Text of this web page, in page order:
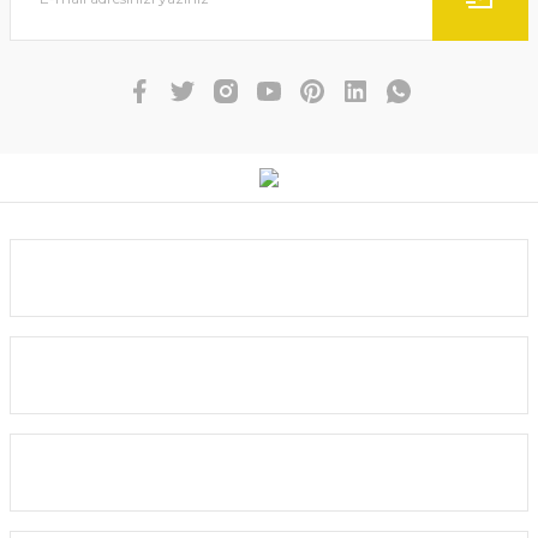
Ürün fiyatı diğer sitelerden daha pahalı.
Bu ürüne benzer farklı alternatifler olmalı.
Gönder